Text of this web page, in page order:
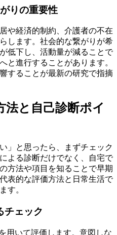
りの重要性
や経済的制約、介護者の不在
します。社会的な繋がりが希
低下し、活動量が減ることで
と進行することがあります。
することが最新の研究で指摘
と自己診断ポイ
」と思ったら、まずチェック
よる診断だけでなく、自宅で
方法や項目を知ることで早期
表的な評価方法と日常生活で
す。
チェック
用いて評価します。意図しな